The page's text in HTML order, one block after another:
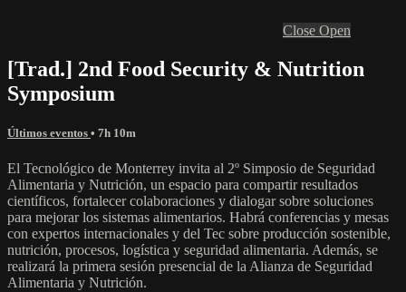
Close Open
[Trad.] 2nd Food Security & Nutrition
Symposium
Últimos eventos • 7h 10m
El Tecnológico de Monterrey invita al 2º Simposio de Seguridad
Alimentaria y Nutrición, un espacio para compartir resultados
científicos, fortalecer colaboraciones y dialogar sobre soluciones
para mejorar los sistemas alimentarios. Habrá conferencias y mesas
con expertos internacionales y del Tec sobre producción sostenible,
nutrición, procesos, logística y seguridad alimentaria. Además, se
realizará la primera sesión presencial de la Alianza de Seguridad
Alimentaria y Nutrición.